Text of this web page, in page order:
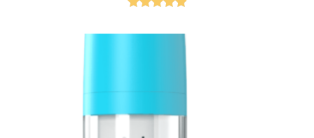
d5.00uit 5